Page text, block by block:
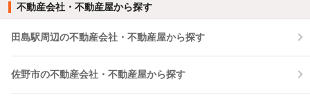
不動産会社・不動産屋から探す
田島駅周辺の不動産会社・不動産屋から探す
佐野市の不動産会社・不動産屋から探す